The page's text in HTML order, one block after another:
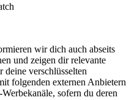
wir dich auch abseits
und zeigen dir relevante
verschlüsselten
folgenden externen Anbietern
sofern du deren